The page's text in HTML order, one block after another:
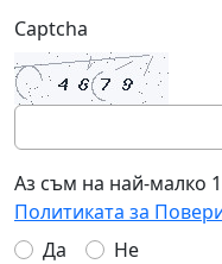
Captcha
Аз съм на най-малко
Политиката за
Да
Не